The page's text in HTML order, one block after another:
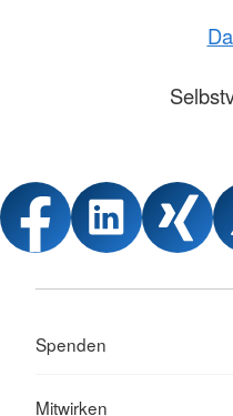
Spenden
Mitwirken